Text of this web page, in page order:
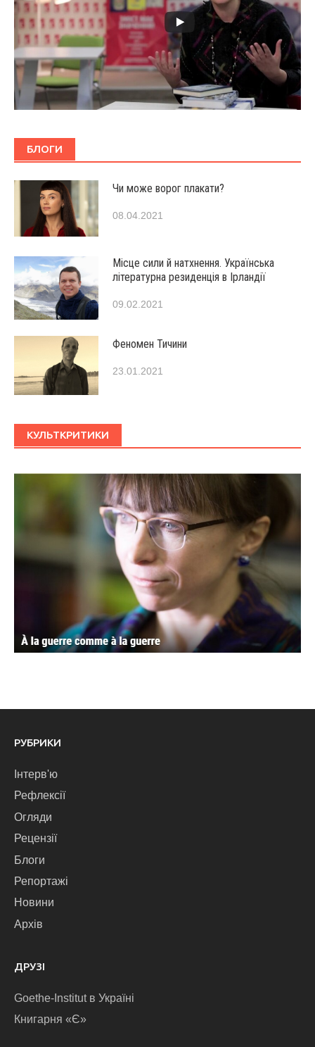
БЛОГИ
Чи може ворог плакати?
08.04.2021
Місце сили й натхнення. Українська
літературна резиденція в Ірландії
09.02.2021
Феномен Тичини
23.01.2021
КУЛЬТКРИТИКИ
РУБРИКИ
Інтерв'ю
Рефлексії
Огляди
Рецензії
Блоги
Репортажі
Новини
Архів
ДРУЗІ
Goethe-Institut в Україні
Книгарня «Є»